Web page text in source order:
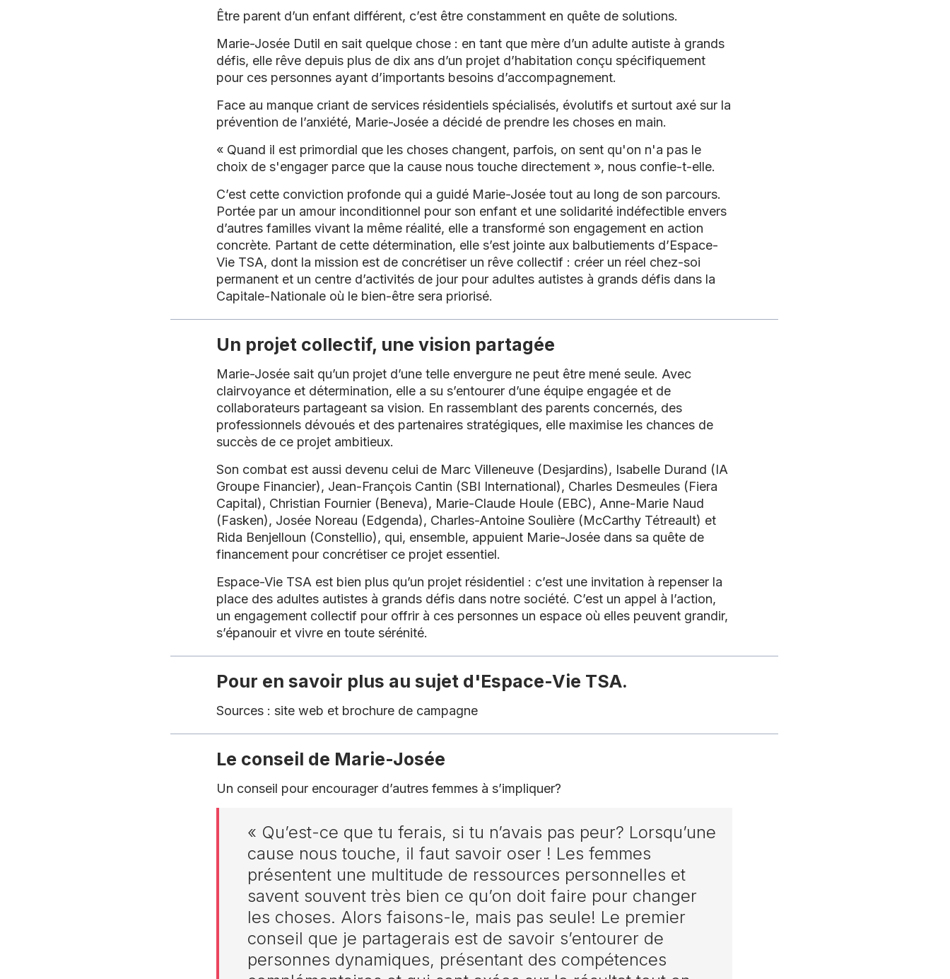
Être parent d’un enfant différent, c’est être constamment en quête de solutions.
Marie-Josée Dutil en sait quelque chose : en tant que mère d’un adulte autiste à grands
défis, elle rêve depuis plus de dix ans d’un projet d’habitation conçu spécifiquement
pour ces personnes ayant d’importants besoins d’accompagnement.
Face au manque criant de services résidentiels spécialisés, évolutifs et surtout axé sur la
prévention de l’anxiété, Marie-Josée a décidé de prendre les choses en main.
« Quand il est primordial que les choses changent, parfois, on sent qu'on n'a pas le
choix de s'engager parce que la cause nous touche directement », nous confie-t-elle.
C’est cette conviction profonde qui a guidé Marie-Josée tout au long de son parcours.
Portée par un amour inconditionnel pour son enfant et une solidarité indéfectible envers
d’autres familles vivant la même réalité, elle a transformé son engagement en action
concrète. Partant de cette détermination, elle s’est jointe aux balbutiements d’Espace-
Vie TSA, dont la mission est de concrétiser un rêve collectif : créer un réel chez-soi
permanent et un centre d’activités de jour pour adultes autistes à grands défis dans la
Capitale-Nationale où le bien-être sera priorisé.
Un projet collectif, une vision partagée
Marie-Josée sait qu’un projet d’une telle envergure ne peut être mené seule. Avec
clairvoyance et détermination, elle a su s’entourer d’une équipe engagée et de
collaborateurs partageant sa vision. En rassemblant des parents concernés, des
professionnels dévoués et des partenaires stratégiques, elle maximise les chances de
succès de ce projet ambitieux.
Son combat est aussi devenu celui de Marc Villeneuve (Desjardins), Isabelle Durand (IA
Groupe Financier), Jean-François Cantin (SBI International), Charles Desmeules (Fiera
Capital), Christian Fournier (Beneva), Marie-Claude Houle (EBC), Anne-Marie Naud
(Fasken), Josée Noreau (Edgenda), Charles-Antoine Soulière (McCarthy Tétreault) et
Rida Benjelloun (Constellio), qui, ensemble, appuient Marie-Josée dans sa quête de
financement pour concrétiser ce projet essentiel.
Espace-Vie TSA est bien plus qu’un projet résidentiel : c’est une invitation à repenser la
place des adultes autistes à grands défis dans notre société. C’est un appel à l’action,
un engagement collectif pour offrir à ces personnes un espace où elles peuvent grandir,
s’épanouir et vivre en toute sérénité.
Pour en savoir plus au sujet d'Espace-Vie TSA.
Sources : site web et brochure de campagne
Le conseil de Marie-Josée
Un conseil pour encourager d’autres femmes à s’impliquer?
« Qu’est-ce que tu ferais, si tu n’avais pas peur? Lorsqu’une
cause nous touche, il faut savoir oser ! Les femmes
présentent une multitude de ressources personnelles et
savent souvent très bien ce qu’on doit faire pour changer
les choses. Alors faisons-le, mais pas seule! Le premier
conseil que je partagerais est de savoir s’entourer de
personnes dynamiques, présentant des compétences